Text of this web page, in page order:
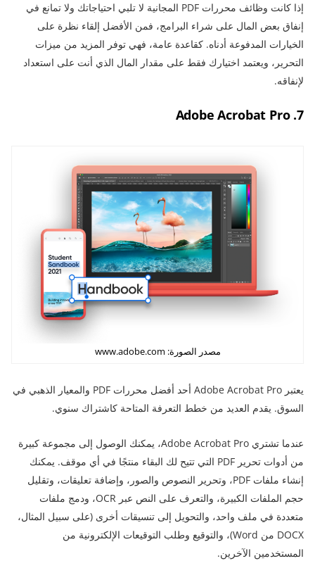
إذا كانت وظائف محررات PDF المجانية لا تلبي احتياجاتك ولا تمانع في
إنفاق بعض المال على شراء البرامج، فمن الأفضل إلقاء نظرة على
الخيارات المدفوعة أدناه. كقاعدة عامة، فهي توفر المزيد من ميزات
التحرير، ويعتمد اختيارك فقط على مقدار المال الذي أنت على استعداد
لإنفاقه.
7. Adobe Acrobat Pro
مصدر الصورة: www.adobe.com
يعتبر Adobe Acrobat Pro أحد أفضل محررات PDF والمعيار الذهبي في
السوق. يقدم العديد من خطط التعرفة المتاحة كاشتراك سنوي.
عندما تشتري Adobe Acrobat Pro، يمكنك الوصول إلى مجموعة كبيرة
من أدوات تحرير PDF التي تتيح لك البقاء منتجًا في أي موقف. يمكنك
إنشاء ملفات PDF، وتحرير النصوص والصور، وإضافة تعليقات، وتقليل
حجم الملفات الكبيرة، والتعرف على النص عبر OCR، ودمج ملفات
متعددة في ملف واحد، والتحويل إلى تنسيقات أخرى (على سبيل المثال،
DOCX من Word)، والتوقيع وطلب التوقيعات الإلكترونية من
المستخدمين الآخرين.